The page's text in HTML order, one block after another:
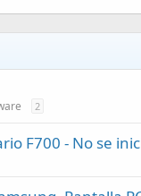
2
F700 - No se